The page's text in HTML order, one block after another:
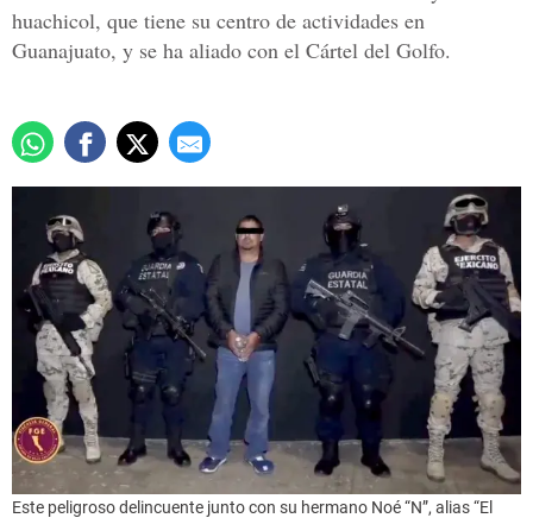
huachicol, que tiene su centro de actividades en
Guanajuato, y se ha aliado con el Cártel del Golfo.
Este peligroso delincuente junto con su hermano Noé “N”, alias “El